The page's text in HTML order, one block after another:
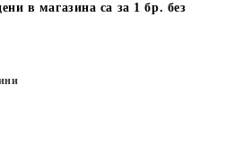
в магазина са за 1 бр. без